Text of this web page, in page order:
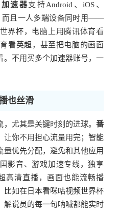
速器支持Android、iOS、
而且一人多端设备同时用——
界杯，电脑上用腾讯体育看
看英超，甚至把电脑的画面
。不用买多个加速器账号，一
也丝滑
尤其是关键时刻的进球。 番
让你不用担心流量用完；智能
量优先分配，避免和其他应用
影音、游戏加速专线，独享
清直播，画面也能流畅播
比如在日本看咪咕视频世界杯
解说员的每一句呐喊都能实时